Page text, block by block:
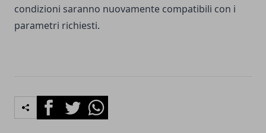
condizioni saranno nuovamente compatibili con i
parametri richiesti.
FacebookTwitterWhatsapp